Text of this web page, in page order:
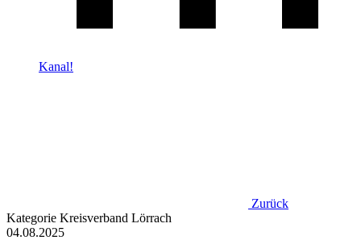
Kanal!
Zurück
Kategorie Kreisverband Lörrach
04.08.2025